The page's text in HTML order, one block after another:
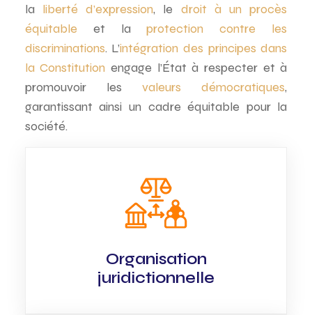
la liberté d’expression, le droit à un procès
équitable et laprotection contre les
discriminations. L’intégration des principes dans
la Constitution engage l’État à respecter et à
promouvoir lesvaleurs démocratiques,
garantissant ainsi un cadre équitable pour la
société.
Organisation
juridictionnelle